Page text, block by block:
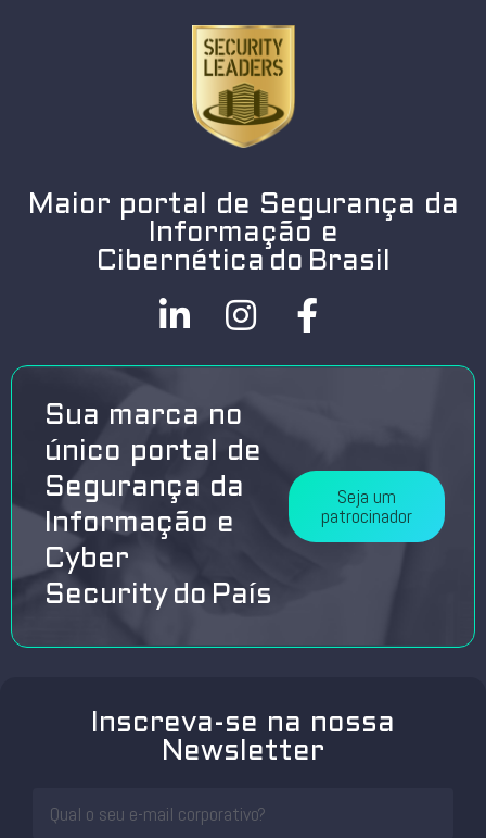
Maior portal de Segurança da
Informação e
Cibernética do Brasil
Sua marca no
único portal de
Segurança da
Informação e
Cyber
Security do País
Seja um
patrocinador
Inscreva-se na nossa
Newsletter